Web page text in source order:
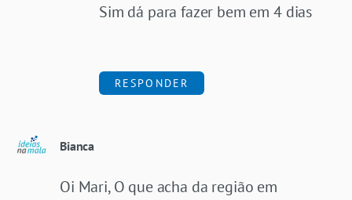
Sim dá para fazer bem em 4 dias
RESPONDER
Bianca
Oi Mari, O que acha da região em